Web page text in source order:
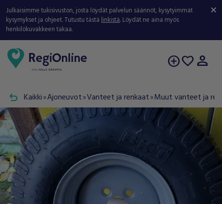
Julkaisimme tukisivuston, josta löydät palvelun säännöt, kysytyimmät
kysymykset ja ohjeet. Tutustu tästälinkistä. Löydät ne aina myös
henkilökuvakkeen takaa.
add_circlefavorite person
undo Kaikki double_arrowAjoneuvot double_arrowVanteet ja renkaat double_arrow Muut vanteet ja